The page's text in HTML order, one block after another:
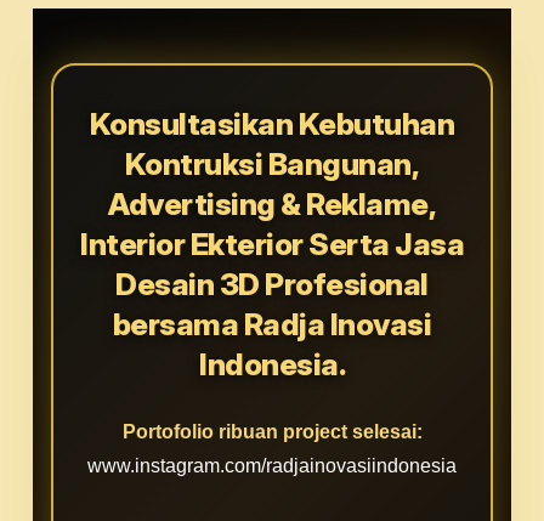
Konsultasikan Kebutuhan
Kontruksi Bangunan,
Advertising & Reklame,
Interior Ekterior Serta Jasa
Desain 3D Profesional
bersama Radja Inovasi
Indonesia.
Portofolio ribuan project selesai:
www.instagram.com/radjainovasiindonesia